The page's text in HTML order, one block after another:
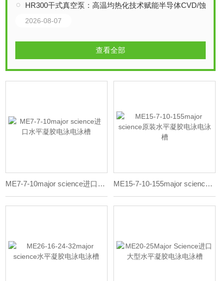
HR300干式真空泵：高温均热化技术赋能半导体CVD/蚀刻工艺
2026-08-07
查看全部
ME7-7-10major science进口水平凝胶电泳电泳槽 ME15-7-10-155major science原装水平凝胶电泳电泳槽